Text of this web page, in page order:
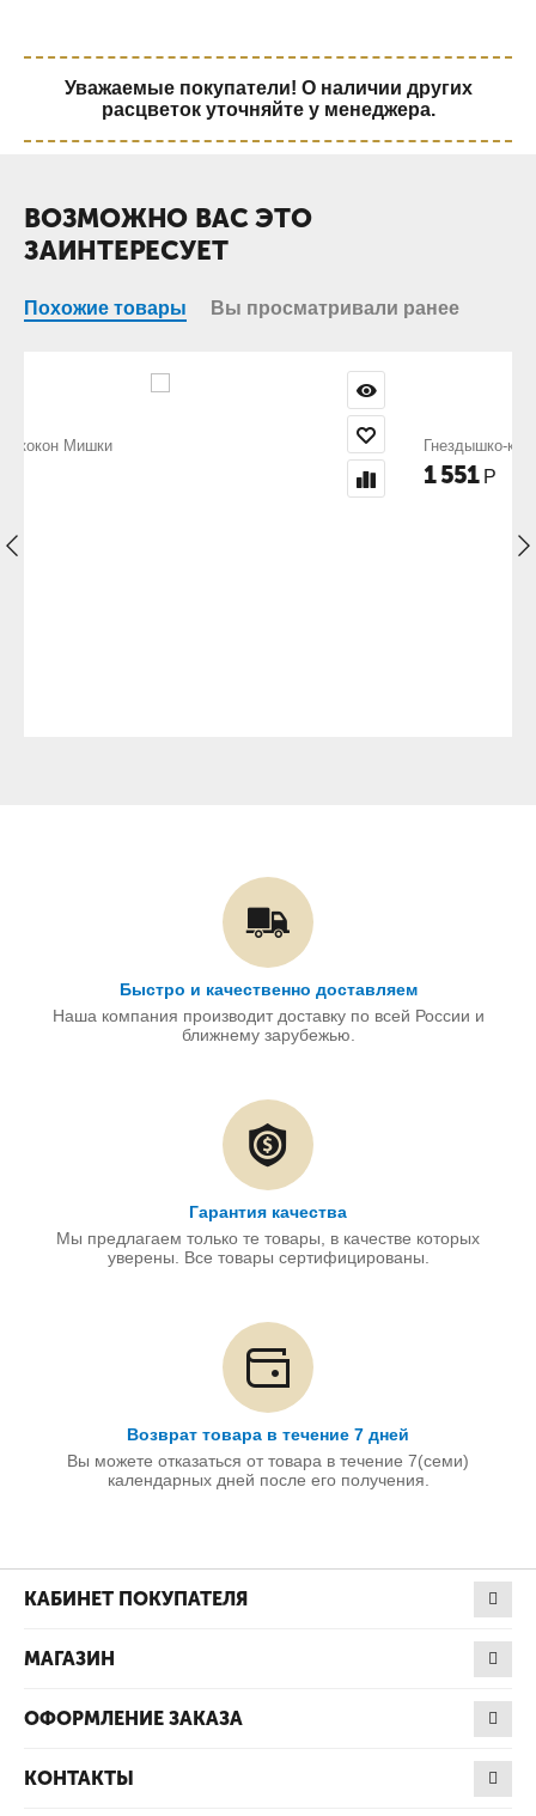
Уважаемые покупатели! О наличии других
расцветок уточняйте у менеджера.
ВОЗМОЖНО ВАС ЭТО
ЗАИНТЕРЕСУЕТ
Похожие товары Вы просматривали ранее
Быстро и качественно доставляем
Наша компания производит доставку по всей России и
ближнему зарубежью.
Гарантия качества
Мы предлагаем только те товары, в качестве которых
уверены. Все товары сертифицированы.
Возврат товара в течение 7 дней
Вы можете отказаться от товара в течение 7(семи)
календарных дней после его получения.
КАБИНЕТ ПОКУПАТЕЛЯ
МАГАЗИН
ОФОРМЛЕНИЕ ЗАКАЗА
КОНТАКТЫ